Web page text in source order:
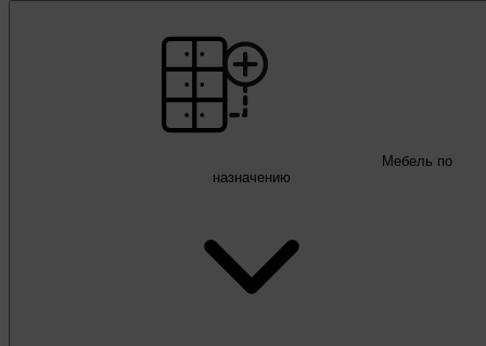
Мебель по
назначению